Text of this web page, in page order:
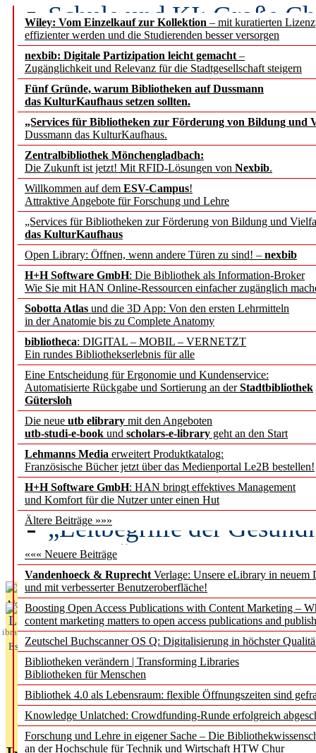
Wiley: Vom Einzelkauf zur Kollektion – mit kuratierten
effizienter werden und die Studierenden besser versorgen
nexbib: Digitale Partizipation leicht gemacht –
Zugänglichkeit und Relevanz für die Stadtgesellschaft steigern
Fünf Gründe, warum Bibliotheken auf Dussmann
das KulturKaufhaus setzen sollten.
„Services für Bibliotheken zur Förderung von Bildung und
Dussmann das KulturKaufhaus.
Zentralbibliothek Mönchengladbach:
Die Zukunft ist jetzt! Mit RFID-Lösungen von Nexbib.
Willkommen auf dem ESV-Campus!
Attraktive Angebote für Forschung und Lehre
„Services für Bibliotheken zur Förderung von Bildung und
das KulturKaufhaus
Open Library: Öffnen, wenn andere Türen zu sind! – nexbib
H+H Software GmbH: Die Bibliothek als Information-Broker
Wie Sie mit HAN Online-Ressourcen einfacher zugänglich
Sobotta Atlas und die 3D App: Von den ersten Lehrmitteln
in der Anatomie bis zu Complete Anatomy
bibliotheca: DIGITAL – MOBIL – VERNETZT
Ein rundes Bibliothekserlebnis für alle
Eine Entscheidung für Ergonomie und Kundenservice:
Automatisierte Rückgabe und Sortierung an derStadtbibliothek
Gütersloh
Die neue utb elibrary mit den Angeboten
utb-studi-e-book und scholars-e-library geht an den Start
Lehmanns Media erweitert Produktkatalog:
Französische Bücher jetzt über das Medienportal Le2B bestellen!
H+H Software GmbH: HAN bringt effektives Management
und Komfort für die Nutzer unter einen Hut
Ältere Beiträge »»»
««« Neuere Beiträge
Vandenhoeck & Ruprecht Verlage: Unsere eLibrary in neuem
und mit verbesserter Benutzeroberfläche!
Boosting Open Access Publications with Content Marketing –
content marketing matters to open access publications and
Zeutschel Buchscanner OS Q: Digitalisierung in höchster
Bibliotheken verändern | Transforming Libraries
Bibliotheken für Menschen
Bibliothek 4.0 als Lebensraum: flexible Öffnungszeiten sind
Knowledge Unlatched: Crowdfunding-Runde erfolgreich
Forschung und Lehre in eigener Sache – Die
an der Hochschule für Technik und Wirtschaft HTW Chur
Schule und KI: Große
Voraussetzungen
Erfolgreiches erstes
Segment Research –
angepasst
konstruktiv!
Mohr Siebeck
und die Zeitschrift für
Francke Attempto
EBSCO Information
Recherchefunktionen in
Sorbisches Institut neu
Geschichte und
Künstliche Intelligenz
besser zu verstehen
„Leitbegriffe der
des BIÖG erscheinen
Aktuelles aus
L
ibrary
Essentials